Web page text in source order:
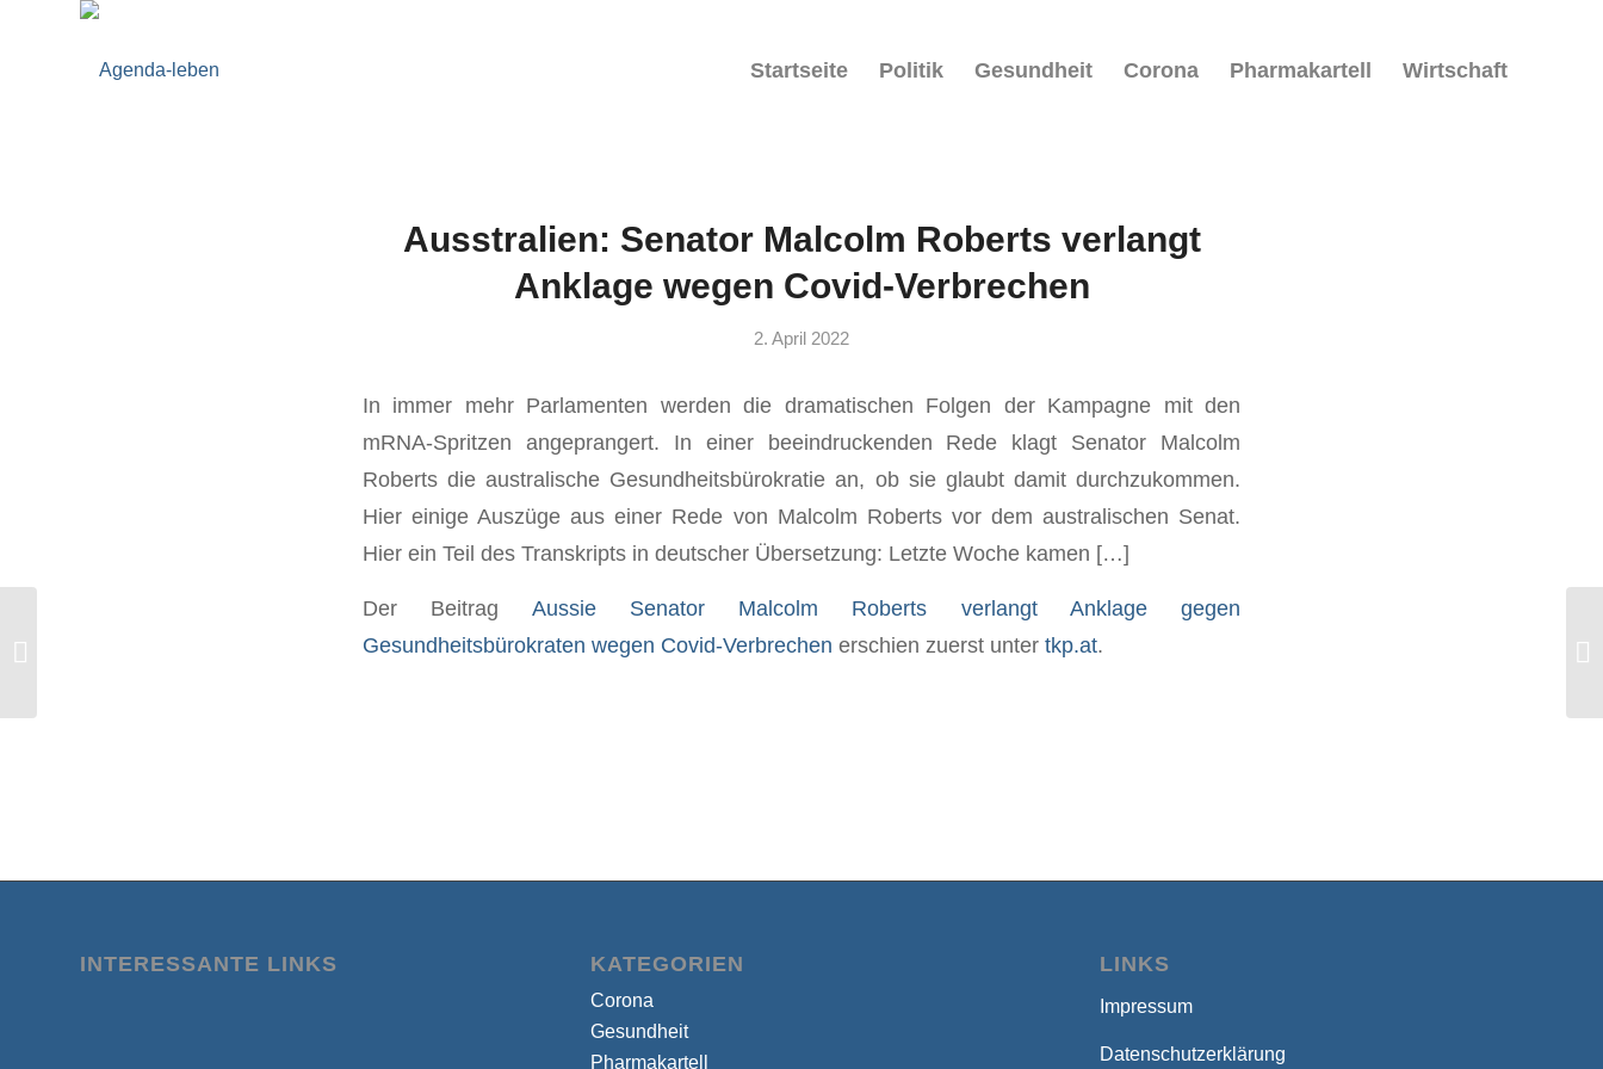
Startseite Politik Gesundheit Corona Pharmakartell Wirtschaft
Ausstralien: Senator Malcolm Roberts verlangt
Anklage wegen Covid-Verbrechen
2. April 2022
In immer mehr Parlamenten werden die dramatischen Folgen der Kampagne mit den
mRNA-Spritzen angeprangert. In einer beeindruckenden Rede klagt Senator Malcolm
Roberts die australische Gesundheitsbürokratie an, ob sie glaubt damit durchzukommen.
Hier einige Auszüge aus einer Rede von Malcolm Roberts vor dem australischen Senat.
Hier ein Teil des Transkripts in deutscher Übersetzung: Letzte Woche kamen […]
Der Beitrag Aussie Senator Malcolm Roberts verlangt Anklage gegen
Gesundheitsbürokraten wegen Covid-Verbrechen erschien zuerst unter tkp.at.
INTERESSANTE LINKS KATEGORIEN
Corona
Gesundheit
Pharmakartell
LINKS
Impressum
Datenschutzerklärung